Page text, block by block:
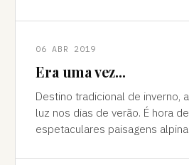
06 ABR 2019
Era uma vez...
Destino tradicional de inverno,
luz nos dias de verão. É hora
espetaculares paisagens